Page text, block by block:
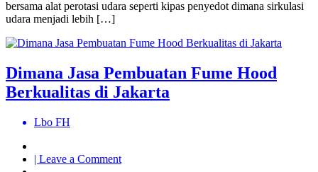
bersama alat perotasi udara seperti kipas penyedot dimana sirkulasi
udara menjadi lebih […]
Dimana Jasa Pembuatan Fume Hood
Berkualitas di Jakarta
Lbo FH
| Leave a Commenton